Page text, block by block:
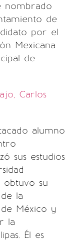
nombrado
de
por el
Mexicana
de
Carlos
alumno
sus estudios
obtuvo su
la
México y
la
Él es